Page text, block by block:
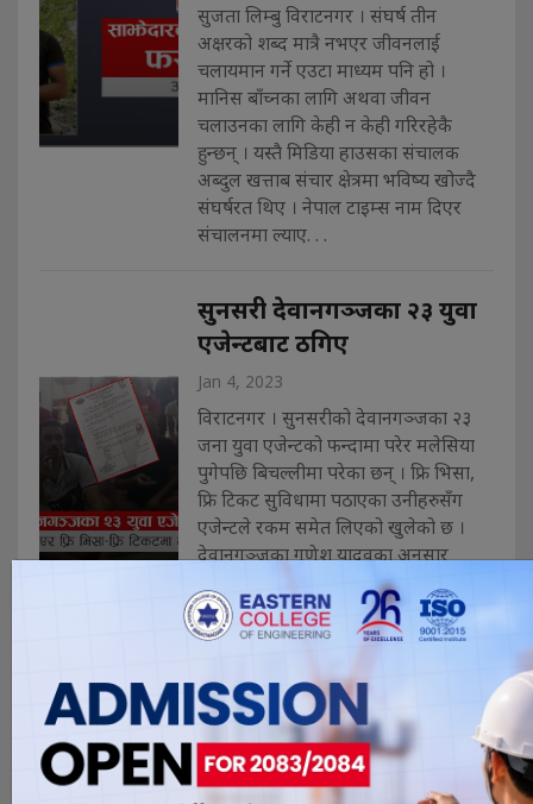
सुजता लिम्बु विराटनगर । संघर्ष तीन
अक्षरको शब्द मात्रै नभएर जीवनलाई
चलायमान गर्ने एउटा माध्यम पनि हो ।
मानिस बाँच्नका लागि अथवा जीवन
चलाउनका लागि केही न केही गरिरहेकै
हुन्छन् । यस्तै मिडिया हाउसका संचालक
अब्दुल खत्ताब संचार क्षेत्रमा भविष्य खोज्दै
संघर्षरत थिए । नेपाल टाइम्स नाम दिएर
संचालनमा ल्याए. . .
सुनसरी देवानगञ्जका २३ युवा
एजेन्टबाट ठगिए
Jan 4, 2023
विराटनगर । सुनसरीको देवानगञ्जका २३
जना युवा एजेन्टको फन्दामा परेर मलेसिया
पुगेपछि बिचल्लीमा परेका छन् । फ्रि भिसा,
फ्रि टिकट सुविधामा पठाएका उनीहरुसँग
एजेन्टले रकम समेत लिएको खुलेको छ ।
देवानगञ्जका गणेश यादवका अनुसार
सुनसरीको इनरुवा बबियाका विजय मेहताले
एउटै गाउँका २३ जनालाई नराम्रोसँग
फसाएका हु. . .
मोरङमा ‘साइलेन्ट’ तस्करी,
विराटनगरबाटै गएको पिकअप
समात्न सहयोग पाएन भन्सारले